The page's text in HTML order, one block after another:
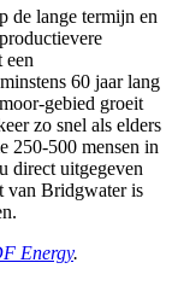
de lange termijn en
een
60 jaar lang
gebied groeit
zo snel als elders
250-500 mensen in
direct uitgegeven
van Bridgwater is
Energy.